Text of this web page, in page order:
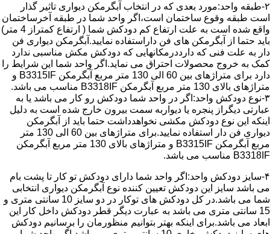
۲-طبقه واحد:مورد بعدی که در انتخاب آبگرمکن دیواری تاثیر گذار
است طبقه وقوع ساختمان است،اگر واحد شما در طبقه آخرساختمان
واقع شده است به علت ارتفاع کم دودکش شما ( ارتفاع کمتراز 4 متر)
باید حتما از آبگرمکن های فن داراستفاده نمایید.آبگرمکن دیواری فن
دار به علت فنی که دارددرمکانهایی که دودکش مکش مناسبی ندارد
کمک به خروج محصولات احتراق می نماید.اگر واحد شما این شرایط را
دارد برای متراژهای بین 60 الی 130 متر مربع آبگرمکن B3315IF و
متراژهای بالای 130 متر مربع آبگرمکن B3318IF مناسب می باشد.
۳-نوع دودکش واحد:اگر در واحد شما دودکش رو کار می باشد یا به
عبارتی دیگراز پنجره یا دیواربه سمت بیرون خارج شده است به دلیل
اینکه این نوع دودکش مکشی نخواهدداشت حتما باید از آبگرمکن
دیواری فن دار استفاده نمایید.برای متراژهای بین 60 الی 130 متر
مربع آبگرمکن B3315IF و متراژهای بالای 130 متر مربع آبگرمکن
B3318IF مناسب می باشد.
۴-سایز دودکش واحد:اگر واحد شما دارای دودکش تو کار تا پشت بام
می باشد سایز این دودکش تعیین کننده نوع آبگرمکن دیواری انتخابی
شما می باشد.در کل دودکش های توکار در دو سایز 10 سانتی متری و
15 سانتی متری می باشد به عبارت دیگر قطر دودکش داخل کار این
ابعاد می باشد.برای اینکه بهتر بتوانیم منظورمان را برسانیم دودکش